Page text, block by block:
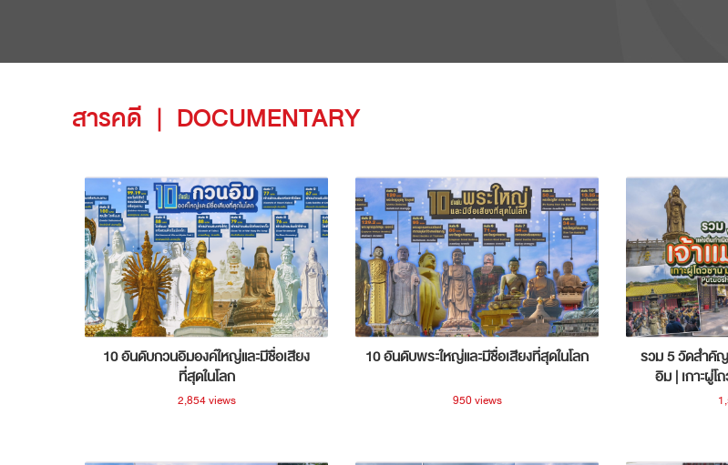
สารคดี | DOCUMENTARY
10 อันดับกวนอิมองค์ใหญ่และมีชื่อเสียง
ที่สุดในโลก
2,854 views
10 อันดับพระใหญ่และมีชื่อเสียงที่สุดในโลก
950 views
รวม 5 วัดสำคัญ
อิม | เกาะผู่โ